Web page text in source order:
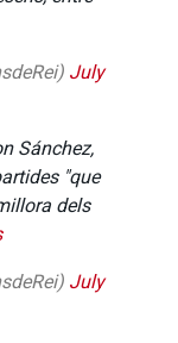
July
Sánchez,
"que
dels
July